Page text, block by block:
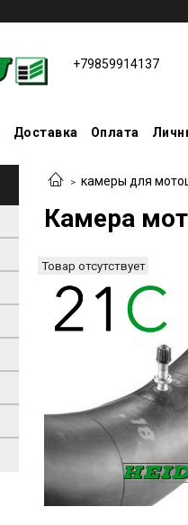
+79859914137
Доставка Оплата
камеры для
Камера
Товар отсутствует